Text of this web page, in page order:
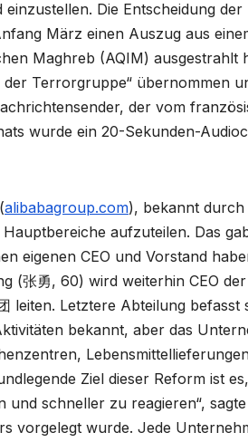
Die Entscheidung
März einen Auszug aus
Maghreb (AQIM) ausgestrahlt
Terrorgruppe“ übernommen
der vom
wurde ein 20-Sekunden-
alibabagroup.com), bekannt durch
aufzuteilen. Das
eigenen CEO und Vorstand
(张勇, 60) wird weiterhin CEO
leiten. Letztere Abteilung befasst
bekannt, aber das
Ziel dieser Reform ist
schneller zu reagieren“,
vorgelegt wurde. Jede